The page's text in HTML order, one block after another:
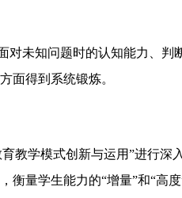
未知问题时的认知能力、
面得到系统锻炼。
教学模式创新与运用”进行
量学生能力的“增量”和“高